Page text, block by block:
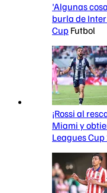
'Algunas
burla de
Cup Futbol
¡Rossi al
Miami y
Leagues